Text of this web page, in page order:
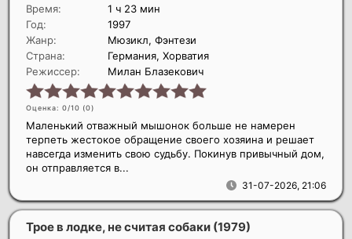
Время:
1 ч 23 мин
Год:
1997
Жанр:
Мюзикл, Фэнтези
Страна:
Германия, Хорватия
Режиссер:
Милан Блазекович
Оценка: 0/10 (0)
31-07-2026, 21:06
Маленький отважный мышонок больше не намерен
терпеть жестокое обращение своего хозяина и решает
навсегда изменить свою судьбу. Покинув привычный дом,
он отправляется в...
Трое в лодке, не считая собаки (1979)